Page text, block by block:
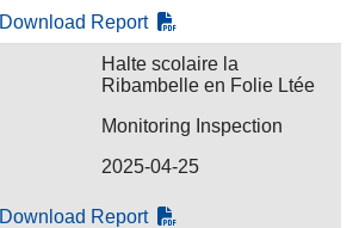
Download Report
Halte scolaire la
Ribambelle en Folie Ltée
Monitoring Inspection
2025-04-25
Download Report